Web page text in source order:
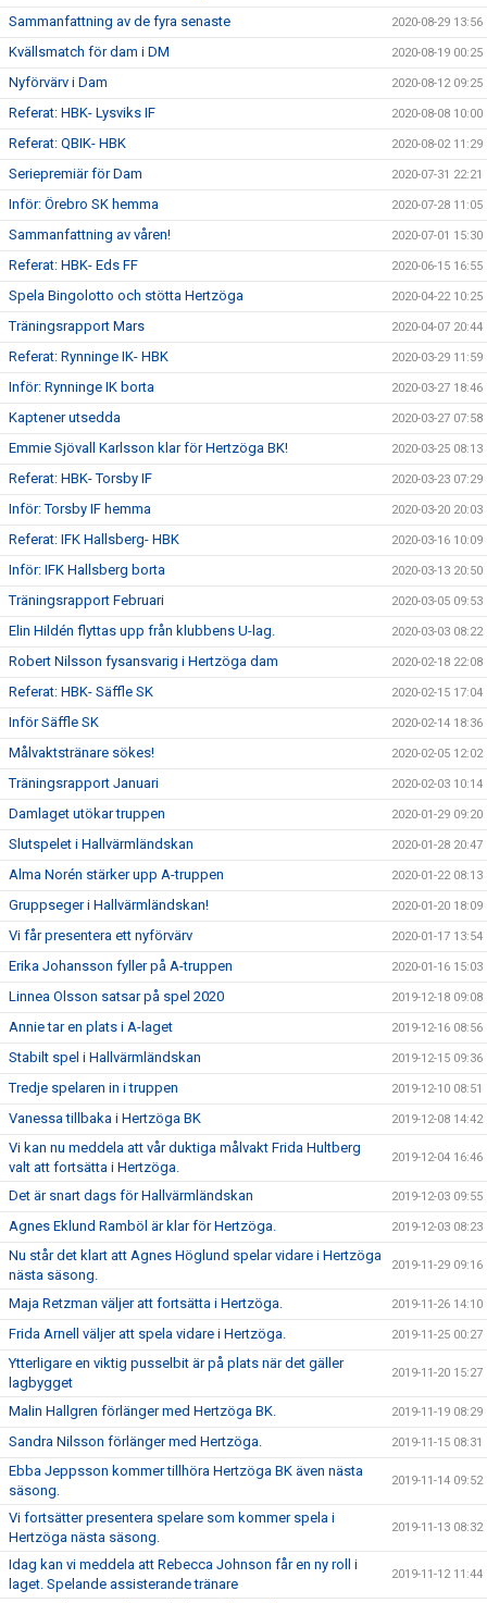
Sammanfattning av de fyra senaste 2020-08-29 13:56
Kvällsmatch för dam i DM 2020-08-19 00:25
Nyförvärv i Dam 2020-08-12 09:25
Referat: HBK- Lysviks IF 2020-08-08 10:00
Referat: QBIK- HBK 2020-08-02 11:29
Seriepremiär för Dam 2020-07-31 22:21
Inför: Örebro SK hemma 2020-07-28 11:05
Sammanfattning av våren! 2020-07-01 15:30
Referat: HBK- Eds FF 2020-06-15 16:55
Spela Bingolotto och stötta Hertzöga 2020-04-22 10:25
Träningsrapport Mars 2020-04-07 20:44
Referat: Rynninge IK- HBK 2020-03-29 11:59
Inför: Rynninge IK borta 2020-03-27 18:46
Kaptener utsedda 2020-03-27 07:58
Emmie Sjövall Karlsson klar för Hertzöga BK! 2020-03-25 08:13
Referat: HBK- Torsby IF 2020-03-23 07:29
Inför: Torsby IF hemma 2020-03-20 20:03
Referat: IFK Hallsberg- HBK 2020-03-16 10:09
Inför: IFK Hallsberg borta 2020-03-13 20:50
Träningsrapport Februari 2020-03-05 09:53
Elin Hildén flyttas upp från klubbens U-lag. 2020-03-03 08:22
Robert Nilsson fysansvarig i Hertzöga dam 2020-02-18 22:08
Referat: HBK- Säffle SK 2020-02-15 17:04
Inför Säffle SK 2020-02-14 18:36
Målvaktstränare sökes! 2020-02-05 12:02
Träningsrapport Januari 2020-02-03 10:14
Damlaget utökar truppen 2020-01-29 09:20
Slutspelet i Hallvärmländskan 2020-01-28 20:47
Alma Norén stärker upp A-truppen 2020-01-22 08:13
Gruppseger i Hallvärmländskan! 2020-01-20 18:09
Vi får presentera ett nyförvärv 2020-01-17 13:54
Erika Johansson fyller på A-truppen 2020-01-16 15:03
Linnea Olsson satsar på spel 2020 2019-12-18 09:08
Annie tar en plats i A-laget 2019-12-16 08:56
Stabilt spel i Hallvärmländskan 2019-12-15 09:36
Tredje spelaren in i truppen 2019-12-10 08:51
Vanessa tillbaka i Hertzöga BK 2019-12-08 14:42
Vi kan nu meddela att vår duktiga målvakt Frida Hultberg
valt att fortsätta i Hertzöga.
2019-12-04 16:46
Det är snart dags för Hallvärmländskan 2019-12-03 09:55
Agnes Eklund Ramböl är klar för Hertzöga. 2019-12-03 08:23
Nu står det klart att Agnes Höglund spelar vidare i Hertzöga
nästa säsong.
2019-11-29 09:16
Maja Retzman väljer att fortsätta i Hertzöga. 2019-11-26 14:10
Frida Arnell väljer att spela vidare i Hertzöga. 2019-11-25 00:27
Ytterligare en viktig pusselbit är på plats när det gäller
lagbygget
2019-11-20 15:27
Malin Hallgren förlänger med Hertzöga BK. 2019-11-19 08:29
Sandra Nilsson förlänger med Hertzöga. 2019-11-15 08:31
Ebba Jeppsson kommer tillhöra Hertzöga BK även nästa
säsong.
2019-11-14 09:52
Vi fortsätter presentera spelare som kommer spela i
Hertzöga nästa säsong.
2019-11-13 08:32
Idag kan vi meddela att Rebecca Johnson får en ny roll i
laget. Spelande assisterande tränare
2019-11-12 11:44